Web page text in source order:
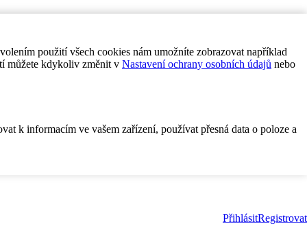
použití všech cookies nám umožníte zobrazovat například
můžete kdykoliv změnit v Nastavení ochrany osobních údajů nebo
k informacím ve vašem zařízení, používat přesná data o poloze a
PřihlásitRegistrovat